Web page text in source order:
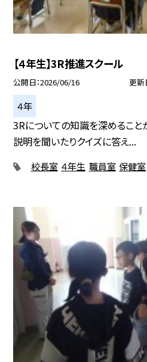
【４年生】3R推進スクール
公開日 2026/06/16 更新
４年
3Rについての知識を深めること
説明を聞いたりクイズに答え...
校長室 ４年生 職員室 保健室